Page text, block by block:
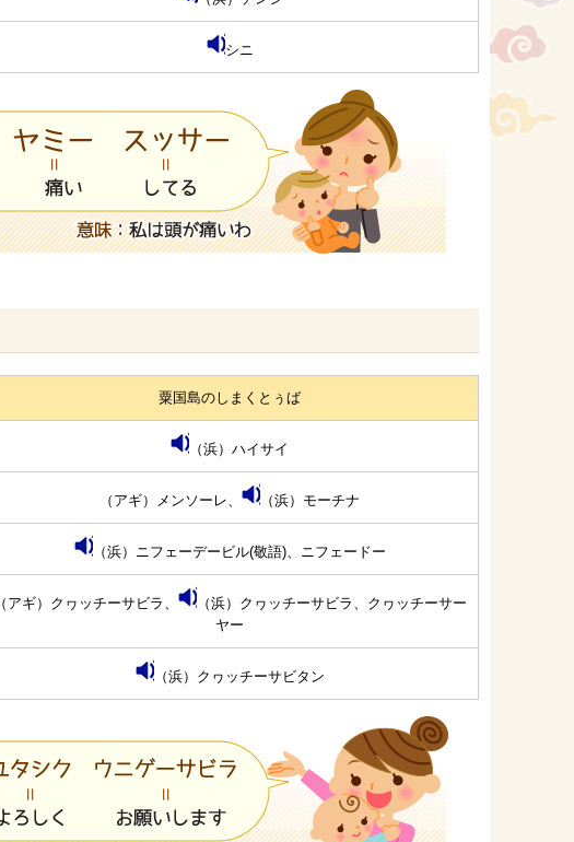
シニ
粟国島のしまくとぅば
（浜）ハイサイ
（アギ）メンソーレ、 （浜）モーチナ
（浜）ニフェーデービル(敬語)、ニフェードー
（アギ）クヮッチーサビラ、
（浜）クヮッチーサビラ、クヮッチーサー
ヤー
（浜）クヮッチーサビタン